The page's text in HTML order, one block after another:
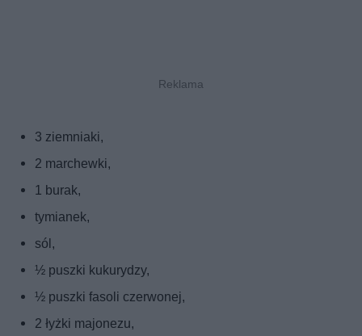
3 ziemniaki,
2 marchewki,
1 burak,
tymianek,
sól,
½ puszki kukurydzy,
½ puszki fasoli czerwonej,
2 łyżki majonezu,